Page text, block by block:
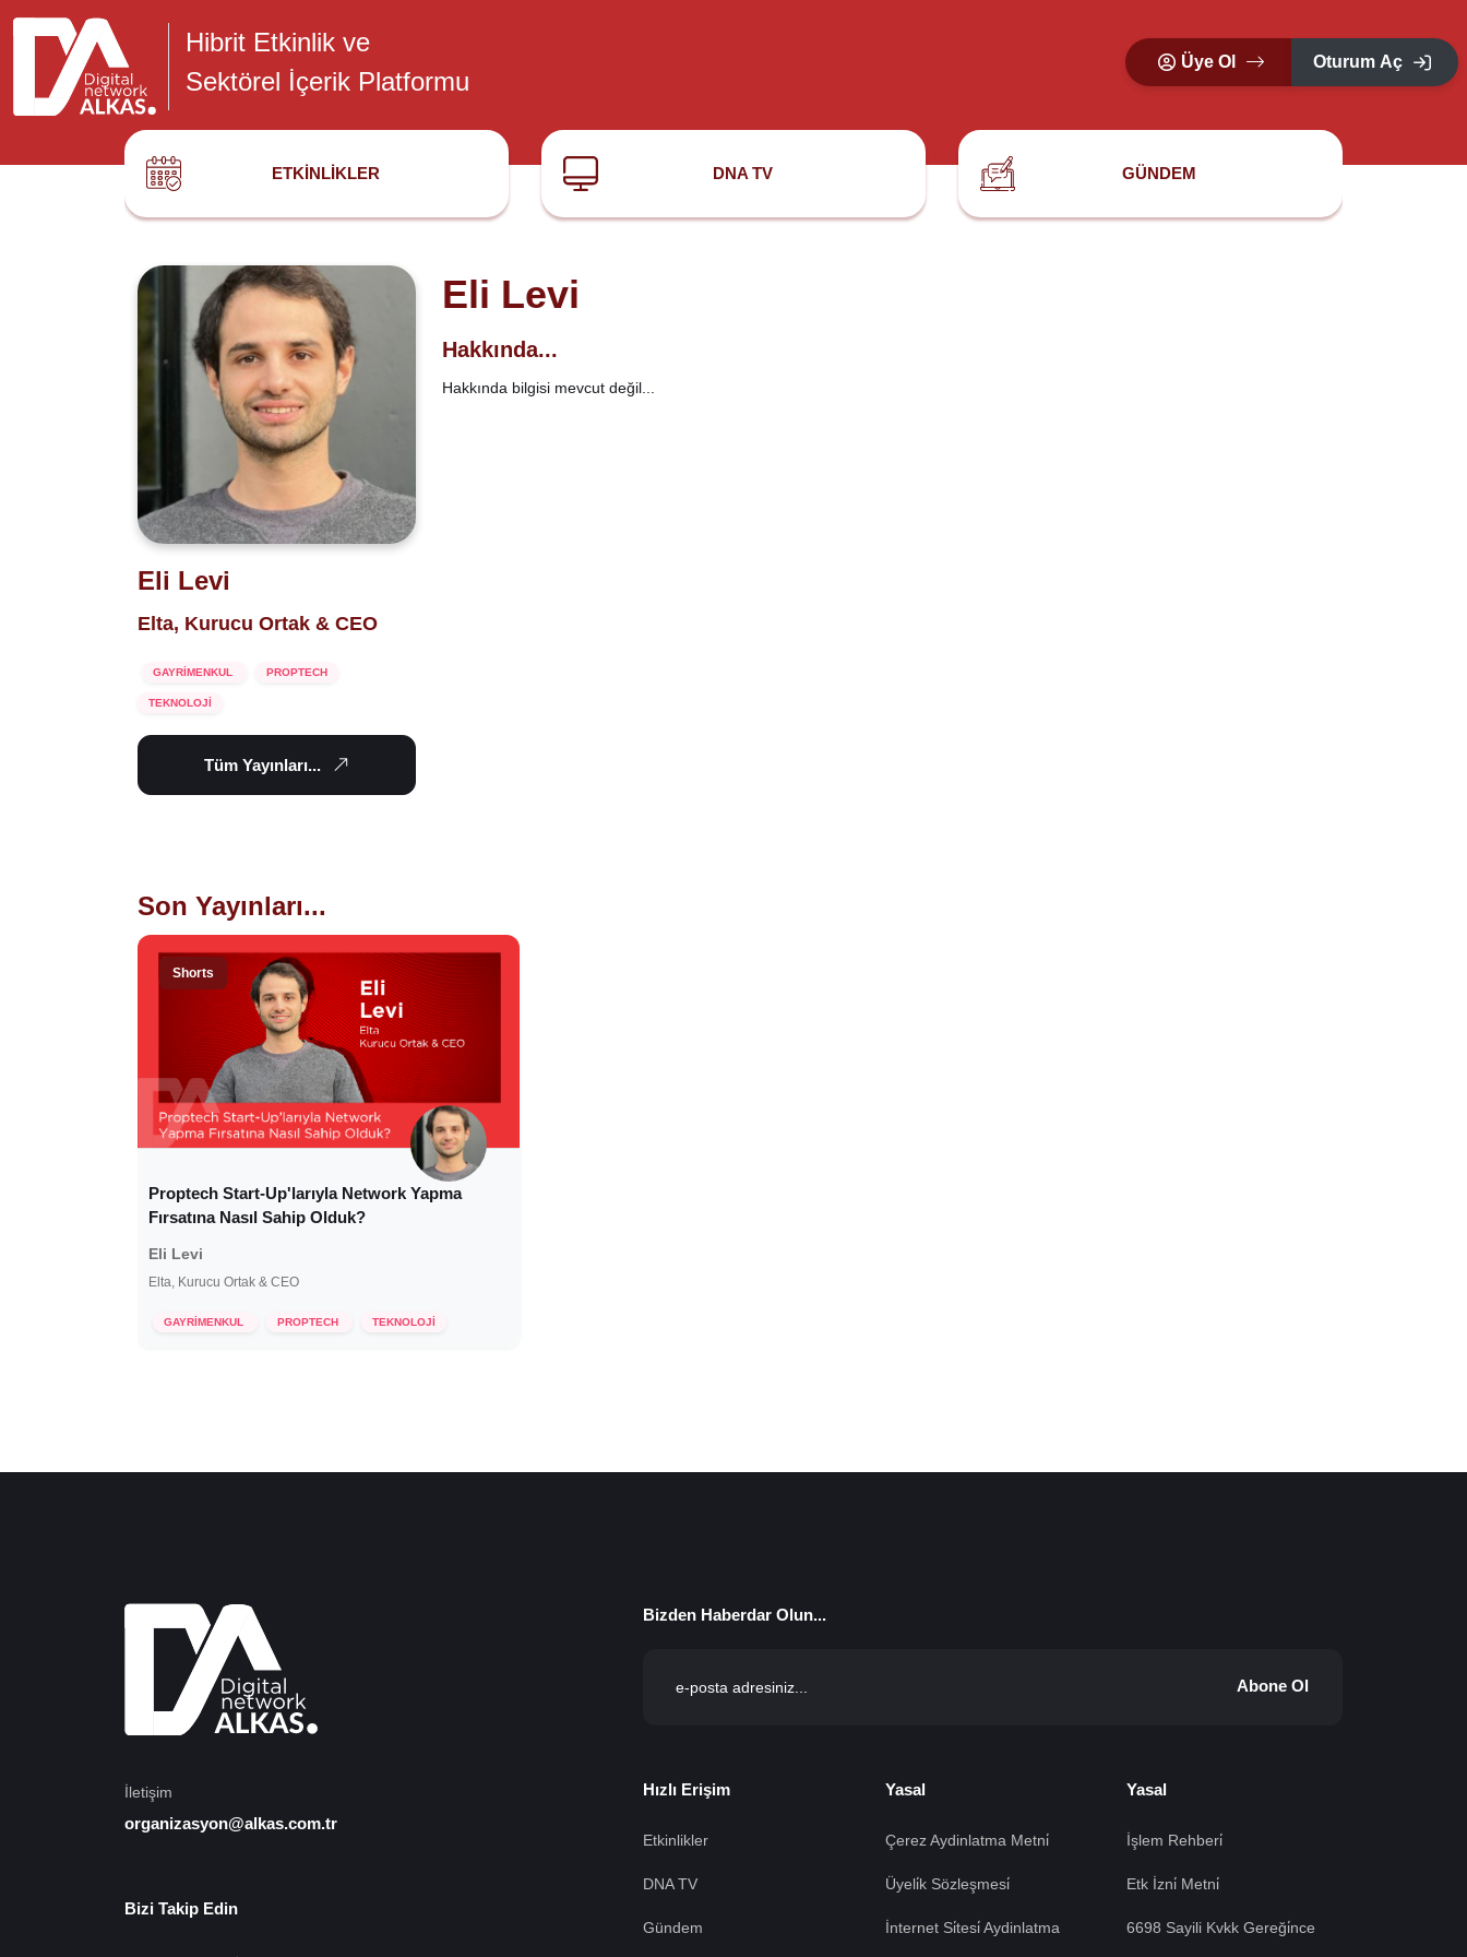
Hibrit Etkinlik ve
Sektörel İçerik Platformu
Üye Ol Oturum Aç
ETKINLIKLER DNA TV GÜNDEM
Eli Levi
Elta, Kurucu Ortak & CEO
GAYRİMENKUL PROPTECH
TEKNOLOJİ
Tüm Yayınları...
Eli Levi
Hakkında...
Hakkında bilgisi mevcut değil...
Son Yayınları...
Shorts
Proptech Start-Up'larıyla Network Yapma
Fırsatına Nasıl Sahip Olduk?
Eli Levi
Elta, Kurucu Ortak & CEO
GAYRİMENKUL PROPTECH TEKNOLOJİ
İletişim
organizasyon@alkas.com.tr
Bizi Takip Edin
Bizden Haberdar Olun...
Abone Ol
Hızlı Erişim
Etkinlikler
DNA TV
Gündem
Yasal
Çerez Aydinlatma Metni̇
Üyeli̇k Sözleşmesi̇
İnternet Si̇tesi̇ Aydinlatma
Yasal
İşlem Rehberi̇
Etk İzni̇ Metni̇
6698 Sayili Kvkk Gereği̇nce